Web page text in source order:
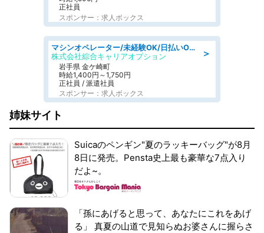
正社員
スポンサー：求人ボックス
＞
マシンオペレーター/未経験OK/日払いOK/寮完備/交替制/20・30・40代活躍中
株式会社綜合キャリアオプション
岩手県 金ケ崎町
時給1,400円～1,750円
正社員 / 派遣社員
スポンサー：求人ボックス
姉妹サイト
Suicaのペンギン"夏のラッキーバッグ"が8月
8日に発売。Pensta史上最も豪華な7点入り
だよ~。
「孫にあげると思って、あなたにこれをあげ
る」 真夏の山道で見知らぬお婆さんに握らさ